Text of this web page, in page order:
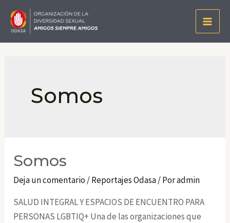
contenido
Main
Somos
Somos
Deja un comentario/Reportajes Odasa/ Poradmin
SALUD INTEGRAL Y ESPACIOS DE ENCUENTRO PARA
PERSONAS LGBTIQ+ Una de las organizaciones que